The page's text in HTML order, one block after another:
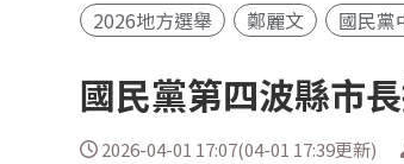
2026地方選舉
鄭麗文 國民黨
國民黨第四波縣市
2026-04-01 17:07(04-01 17:39更新)